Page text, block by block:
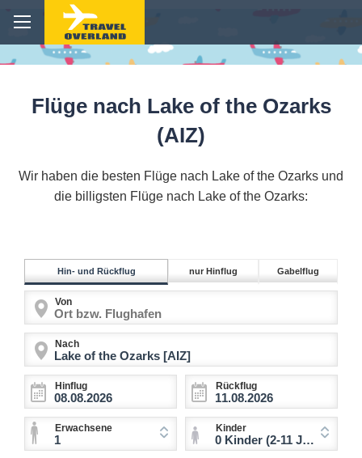
Flüge nach Lake of the Ozarks
(AIZ)
Wir haben die besten Flüge nach Lake of the Ozarks und
die billigsten Flüge nach Lake of the Ozarks:
Hin- und Rückflug nur Hinflug Gabelflug
Von
Nach
Hinflug Rückflug
Erwachsene
1
Kinder
0 Kinder (2-11 Jahre)